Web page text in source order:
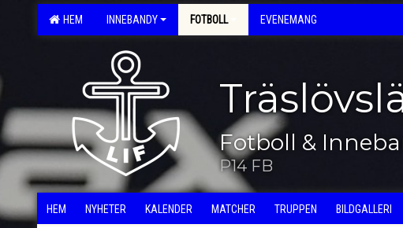
HEM INNEBANDY FOTBOLL EVENEMANG
Fotboll &
P14 FB
HEM NYHETER KALENDER MATCHER TRUPPEN BILDGALLERI